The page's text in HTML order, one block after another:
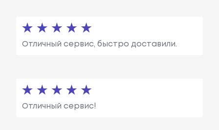
Отличный сервис, быстро доставили.
Отличный сервис!